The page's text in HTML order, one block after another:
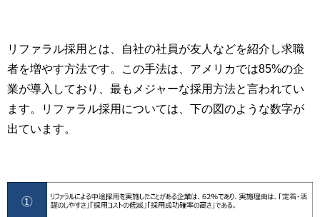
リファラル採用とは、自社の社員が友人などを紹介し求職
者を増やす方法です。この手法は、アメリカでは85%の企
業が導入しており、最もメジャーな採用方法と言われてい
ます。リファラル採用については、下の図のような数字が
出ています。